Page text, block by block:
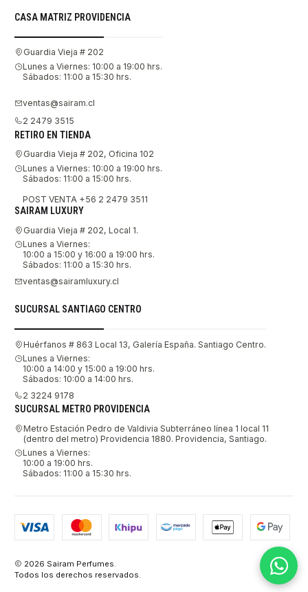
CASA MATRIZ PROVIDENCIA
Guardia Vieja # 202
Lunes a Viernes: 10:00 a 19:00 hrs.
Sábados: 11:00 a 15:30 hrs.
ventas@sairam.cl
2 2479 3515
RETIRO EN TIENDA
Guardia Vieja # 202, Oficina 102
Lunes a Viernes: 10:00 a 19:00 hrs.
Sábados: 11:00 a 15:00 hrs.
POST VENTA +56 2 2479 3511
SAIRAM LUXURY
Guardia Vieja # 202, Local 1.
Lunes a Viernes:
10:00 a 15:00 y 16:00 a 19:00 hrs.
Sábados: 11:00 a 15:30 hrs.
ventas@sairamluxury.cl
SUCURSAL SANTIAGO CENTRO
Huérfanos # 863 Local 13, Galería España. Santiago Centro.
Lunes a Viernes:
10:00 a 14:00 y 15:00 a 19:00 hrs.
Sábados: 10:00 a 14:00 hrs.
2 3224 9178
SUCURSAL METRO PROVIDENCIA
Metro Estación Pedro de Valdivia Subterráneo línea 1 local 11
(dentro del metro) Providencia 1880. Providencia, Santiago.
Lunes a Viernes:
10:00 a 19:00 hrs.
Sábados: 11:00 a 15:30 hrs.
2026 Sairam Perfumes.
Todos los derechos reservados.